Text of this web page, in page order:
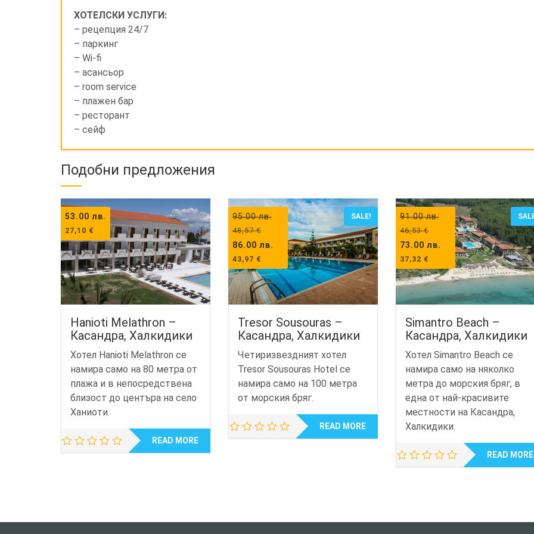
ХОТЕЛСКИ УСЛУГИ:
– рецепция 24/7
– паркинг
– Wi-fi
– асансьор
– room service
– плажен бар
– ресторант
– сейф
Подобни предложения
53.00 лв.
27,10 €
Hanioti Melathron –
Касандра, Халкидики
Хотел Hanioti Melathron се
намира само на 80 метра от
плажа и в непосредствена
близост до центъра на село
Ханиоти.
READ MORE
95.00лв.
48,57€
86.00 лв.
43,97 €
SALE!
Tresor Sousouras –
Касандра, Халкидики
Четиризвездният хотел
Tresor Sousouras Hotel се
намира само на 100 метра
от морския бряг.
READ MORE
91.00лв.
46,53€
73.00 лв.
37,32 €
Simantro Beach –
Касандра, Халкидики
Хотел Simantro Beach се
намира само на няколко
метра до морския бряг, в
една от най-красивите
местности на Касандра,
Халкидики.
READ MORE